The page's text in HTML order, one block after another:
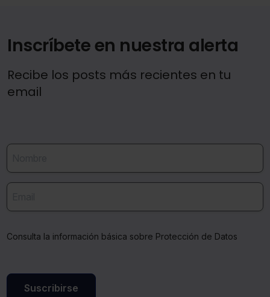
Inscríbete en nuestra alerta
Recibe los posts más recientes en tu
email
Consulta la información básica sobre Protección de Datos
Suscribirse